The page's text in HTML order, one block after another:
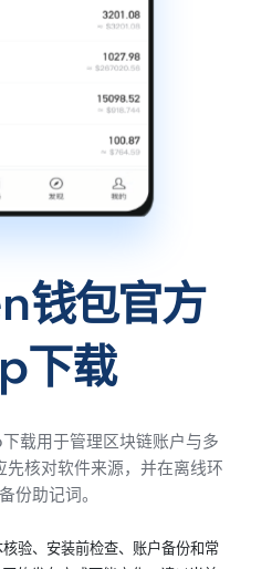
钱包官方
下载
载用于管理区块链账户与多
先核对软件来源，并在离线环
份助记词。
验、安装前检查、账户备份和常